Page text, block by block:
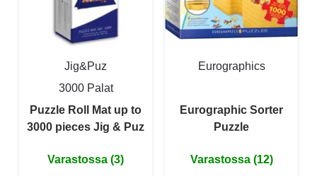
Jig&Puz
3000 Palat
Puzzle Roll Mat up to
3000 pieces Jig & Puz
Varastossa (3)
Eurographics
Eurographic Sorter
Puzzle
Varastossa (12)